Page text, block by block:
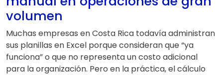
volumen
Muchas empresas en Costa Rica todavía administran
sus planillas en Excel porque consideran que “ya
funciona” o que no representa un costo adicional
para la organización. Pero en la práctica, el cálculo